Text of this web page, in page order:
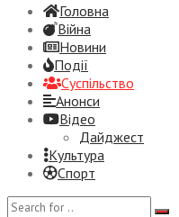
Головна
Війна
Новини
Події
Суспiльство
Анонси
Відео
Дайджест
Культура
Спорт